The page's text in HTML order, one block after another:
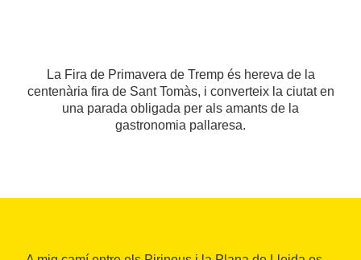
La Fira de Primavera de Tremp és hereva de la
centenària fira de Sant Tomàs, i converteix la ciutat en
una parada obligada per als amants de la
gastronomia pallaresa.